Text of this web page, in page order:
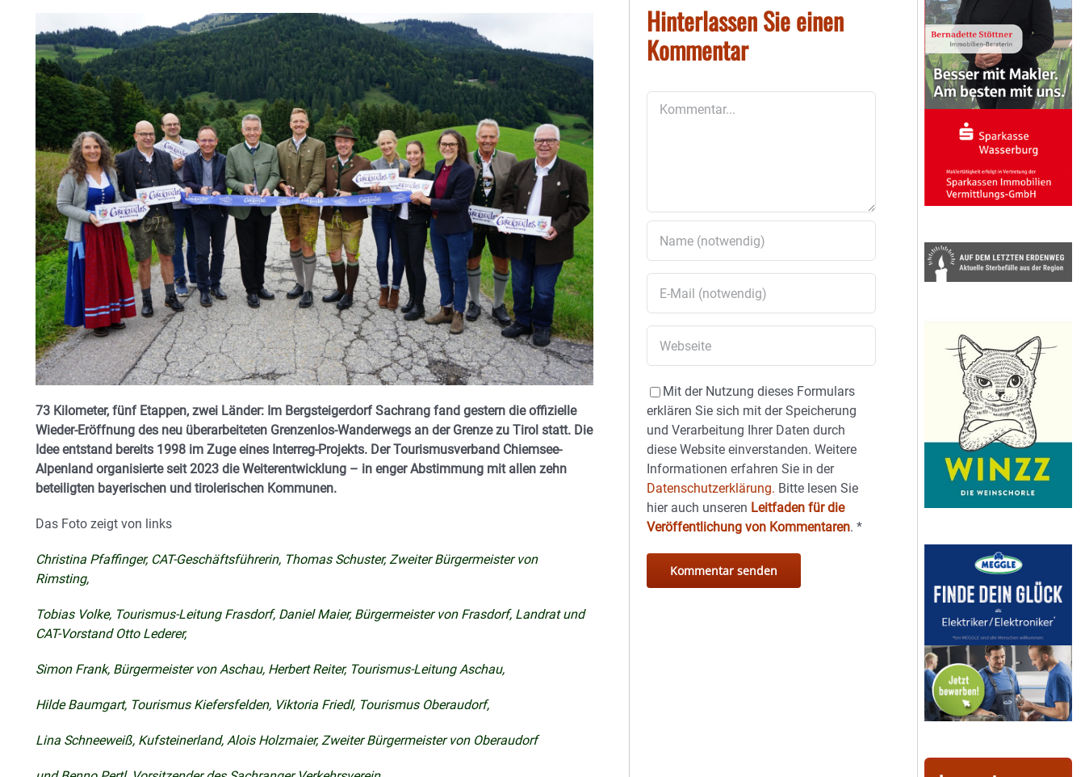
73 Kilometer, fünf Etappen, zwei Länder: Im Bergsteigerdorf Sachrang fand gestern die offizielle
Wieder-Eröffnung des neu überarbeiteten Grenzenlos-Wanderwegs an der Grenze zu Tirol statt. Die
Idee entstand bereits 1998 im Zuge eines Interreg-Projekts. Der Tourismusverband Chiemsee-
Alpenland organisierte seit 2023 die Weiterentwicklung – in enger Abstimmung mit allen zehn
beteiligten bayerischen und tirolerischen Kommunen.
Das Foto zeigt von links
Christina Pfaffinger, CAT-Geschäftsführerin, Thomas Schuster, Zweiter Bürgermeister von
Rimsting,
Tobias Volke, Tourismus-Leitung Frasdorf, Daniel Maier, Bürgermeister von Frasdorf, Landrat und
CAT-Vorstand Otto Lederer,
Simon Frank, Bürgermeister von Aschau, Herbert Reiter, Tourismus-Leitung Aschau,
Hilde Baumgart, Tourismus Kiefersfelden, Viktoria Friedl, Tourismus Oberaudorf,
Lina Schneeweiß, Kufsteinerland, Alois Holzmaier, Zweiter Bürgermeister von Oberaudorf
Hinterlassen Sie einen
Kommentar
Mit der Nutzung dieses Formulars
erklären Sie sich mit der Speicherung
und Verarbeitung Ihrer Daten durch
diese Website einverstanden. Weitere
Informationen erfahren Sie in der
Datenschutzerklärung. Bitte lesen Sie
hier auch unseren Leitfaden für die
Veröffentlichung von Kommentaren.*